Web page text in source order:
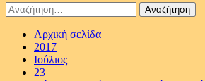
Αναζήτηση
για:
Αρχική σελίδα
2017
Ιούλιος
23